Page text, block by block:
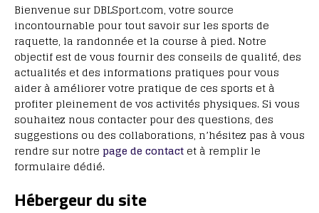
Bienvenue sur DBLSport.com, votre source
incontournable pour tout savoir sur les sports de
raquette, la randonnée et la course à pied. Notre
objectif est de vous fournir des conseils de qualité, des
actualités et des informations pratiques pour vous
aider à améliorer votre pratique de ces sports et à
profiter pleinement de vos activités physiques. Si vous
souhaitez nous contacter pour des questions, des
suggestions ou des collaborations, n’hésitez pas à vous
rendre sur notre page de contact et à remplir le
formulaire dédié.
Hébergeur du site